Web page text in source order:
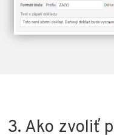
3. Ako zvoliť